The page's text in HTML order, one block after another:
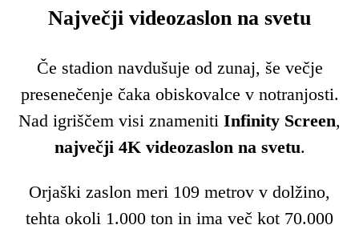
Največji videozaslon na svetu
Če stadion navdušuje od zunaj, še večje
presenečenje čaka obiskovalce v notranjosti.
Nad igriščem visi znameniti Infinity Screen,
največji 4K videozaslon na svetu.
Orjaški zaslon meri 109 metrov v dolžino,
tehta okoli 1.000 ton in ima več kot 70.000